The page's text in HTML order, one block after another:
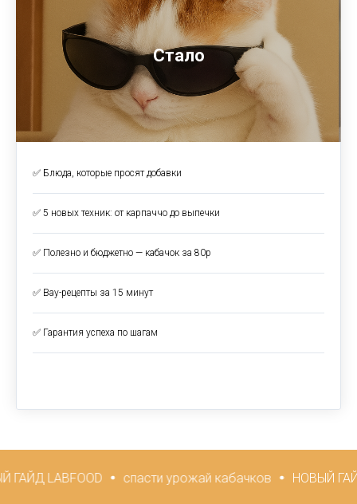
Стало
✅ Блюда, которые просят добавки
✅ 5 новых техник: от карпаччо до выпечки
✅ Полезно и бюджетно — кабачок за 80р
✅ Вау-рецепты за 15 минут
✅ Гарантия успеха по шагам
спасти урожай кабачков НОВЫЙ ГАЙД LABFOOD